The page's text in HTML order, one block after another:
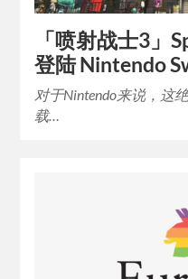
「喷射战士3」
登陆 Nintendo
对于Nintendo来说，这
载…